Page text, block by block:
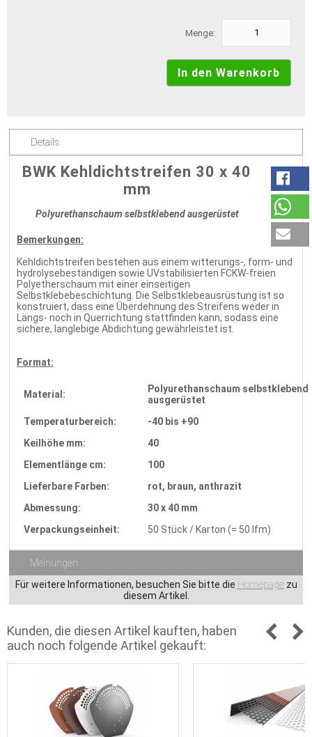
Menge:
Details
BWK Kehldichtstreifen 30 x 40
mm
Polyurethanschaum selbstklebend ausgerüstet
Bemerkungen:
Kehldichtstreifen bestehen aus einem witterungs-, form- und
hydrolysebeständigen sowie UVstabilisierten FCKW-freien
Polyetherschaum mit einer einseitigen
Selbstklebebeschichtung. Die Selbstklebeausrüstung ist so
konstruiert, dass eine Überdehnung des Streifens weder in
Längs- noch in Querrichtung stattfinden kann, sodass eine
sichere, langlebige Abdichtung gewährleistet ist.
Format:
Material:
Polyurethanschaum selbstklebend
ausgerüstet
Temperaturbereich:
-40 bis +90
Keilhöhe mm:
40
Elementlänge cm:
100
Lieferbare Farben:
rot, braun, anthrazit
Abmessung:
30 x 40 mm
Verpackungseinheit:
50 Stück / Karton (= 50 lfm)
Meinungen
Für weitere Informationen, besuchen Sie bitte die Homepagezu
diesem Artikel.
Kunden, die diesen Artikel kauften, haben
auch noch folgende Artikel gekauft: